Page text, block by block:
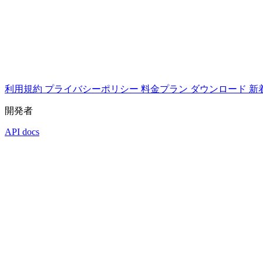
利用規約 プライバシーポリシー 料金プラン ダウンロード 新
開発者
API docs